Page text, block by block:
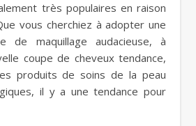
très populaires en raison
vous cherchiez à adopter une
de maquillage audacieuse, à
coupe de cheveux tendance,
produits de soins de la peau
il y a une tendance pour